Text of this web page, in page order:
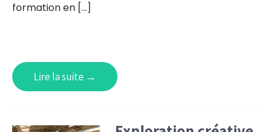
formation en […]
Lire la suite →